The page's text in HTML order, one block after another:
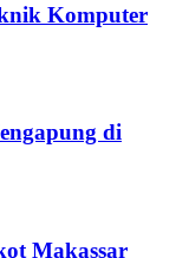
Komputer
di
Makassar